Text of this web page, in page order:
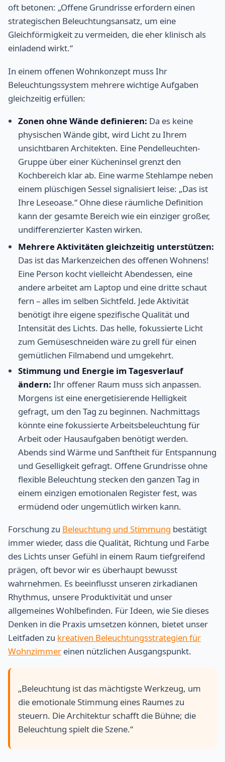
oft betonen: „Offene Grundrisse erfordern einen
strategischen Beleuchtungsansatz, um eine
Gleichförmigkeit zu vermeiden, die eher klinisch als
einladend wirkt.“
In einem offenen Wohnkonzept muss Ihr
Beleuchtungssystem mehrere wichtige Aufgaben
gleichzeitig erfüllen:
Zonen ohne Wände definieren: Da es keine
physischen Wände gibt, wird Licht zu Ihrem
unsichtbaren Architekten. Eine Pendelleuchten-
Gruppe über einer Kücheninsel grenzt den
Kochbereich klar ab. Eine warme Stehlampe neben
einem plüschigen Sessel signalisiert leise: „Das ist
Ihre Leseoase.“ Ohne diese räumliche Definition
kann der gesamte Bereich wie ein einziger großer,
undifferenzierter Kasten wirken.
Mehrere Aktivitäten gleichzeitig unterstützen:
Das ist das Markenzeichen des offenen Wohnens!
Eine Person kocht vielleicht Abendessen, eine
andere arbeitet am Laptop und eine dritte schaut
fern – alles im selben Sichtfeld. Jede Aktivität
benötigt ihre eigene spezifische Qualität und
Intensität des Lichts. Das helle, fokussierte Licht
zum Gemüseschneiden wäre zu grell für einen
gemütlichen Filmabend und umgekehrt.
Stimmung und Energie im Tagesverlauf
ändern: Ihr offener Raum muss sich anpassen.
Morgens ist eine energetisierende Helligkeit
gefragt, um den Tag zu beginnen. Nachmittags
könnte eine fokussierte Arbeitsbeleuchtung für
Arbeit oder Hausaufgaben benötigt werden.
Abends sind Wärme und Sanftheit für Entspannung
und Geselligkeit gefragt. Offene Grundrisse ohne
flexible Beleuchtung stecken den ganzen Tag in
einem einzigen emotionalen Register fest, was
ermüdend oder ungemütlich wirken kann.
Forschung zu Beleuchtung und Stimmung bestätigt
immer wieder, dass die Qualität, Richtung und Farbe
des Lichts unser Gefühl in einem Raum tiefgreifend
prägen, oft bevor wir es überhaupt bewusst
wahrnehmen. Es beeinflusst unseren zirkadianen
Rhythmus, unsere Produktivität und unser
allgemeines Wohlbefinden. Für Ideen, wie Sie dieses
Denken in die Praxis umsetzen können, bietet unser
Leitfaden zu kreativen Beleuchtungsstrategien für
Wohnzimmer einen nützlichen Ausgangspunkt.
„Beleuchtung ist das mächtigste Werkzeug, um
die emotionale Stimmung eines Raumes zu
steuern. Die Architektur schafft die Bühne; die
Beleuchtung spielt die Szene.“